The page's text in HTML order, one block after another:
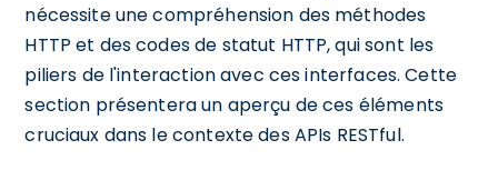
nécessite une compréhension des méthodes
HTTP et des codes de statut HTTP, qui sont les
piliers de l'interaction avec ces interfaces. Cette
section présentera un aperçu de ces éléments
cruciaux dans le contexte des APIs RESTful.